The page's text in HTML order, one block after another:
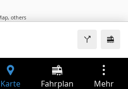
, others
Karte Fahrplan Mehr